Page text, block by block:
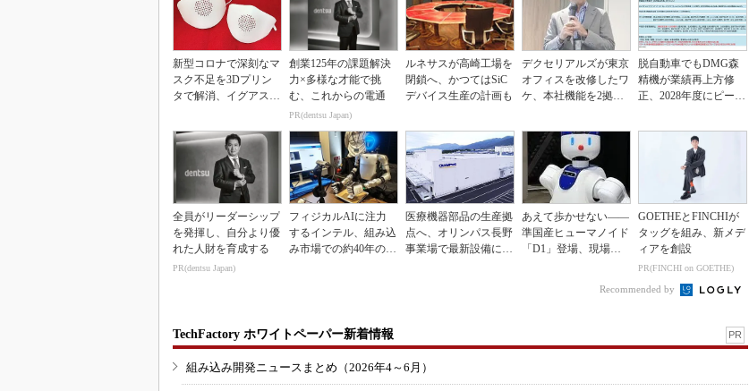
新型コロナで深刻なマ
スク不足を3Dプリン
タで解消、イグアスが
創業125年の課題解決
力×多様な才能で挑
む、これからの電通
PR(dentsu Japan)
ルネサスが高崎工場を
閉鎖へ、かつてはSiC
デバイス生産の計画も
デクセリアルズが東京
オフィスを改修したワ
ケ、本社機能を2拠点
脱自動車でもDMG森
精機が業績再上方修
正、2028年度にピーク
全員がリーダーシップ
を発揮し、自分より優
れた人財を育成する
PR(dentsu Japan)
フィジカルAIに注力
するインテル、組み込
み市場での約40年の実
医療機器部品の生産拠
点へ、オリンパス長野
事業場で最新設備に機
あえて歩かせない――
準国産ヒューマノイド
「D1」登場、現場稼
GOETHEとFINCHIが
タッグを組み、新メデ
ィアを創設
PR(FINCHI on GOETHE)
Recommended by
TechFactory ホワイトペーパー新着情報 PR
組み込み開発ニュースまとめ（2026年4～6月）